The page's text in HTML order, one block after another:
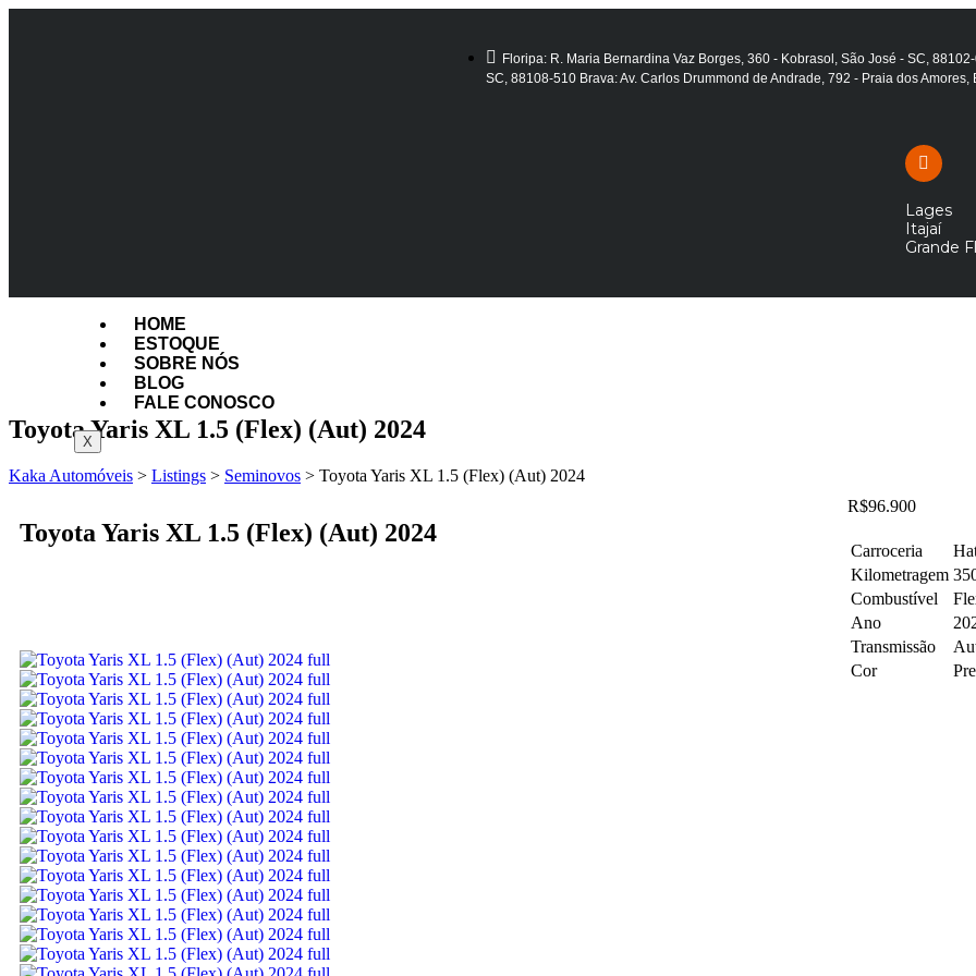
Floripa: R. Maria Bernardina Vaz Borges, 360 - Kobrasol, São José - SC,
SC, 88108-510 Brava: Av. Carlos Drummond de Andrade, 792 - Praia dos
Lages
Itajaí
Grande
HOME
ESTOQUE
SOBRE NÓS
BLOG
FALE CONOSCO
X
Toyota Yaris XL 1.5 (Flex) (Aut) 2024
Kaka Automóveis > Listings > Seminovos > Toyota Yaris XL 1.5 (Flex) (Aut) 2024
Toyota Yaris XL 1.5 (Flex) (Aut) 2024
R$96.900
Carroceria
Kilometragem
Combustível
Ano
Transmissão
Cor